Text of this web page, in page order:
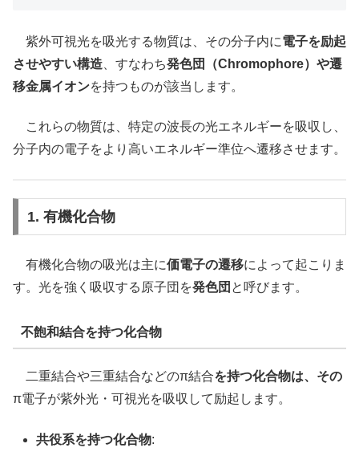
紫外可視光を吸光する物質は、その分子内に電子を励起
させやすい構造 、すなわち発色団（Chromophore）や遷
移金属イオンを持つものが該当します。
これらの物質は、特定の波長の光エネルギーを吸収し、
分子内の電子をより高いエネルギー準位へ遷移させます。
1. 有機化合物
有機化合物の吸光は主に価電子の遷移によって起こりま
す。光を強く吸収する原子団を発色団 と呼びます。
不飽和結合を持つ化合物
二重結合や三重結合などのπ結合を持つ化合物は、その
π電子が紫外光・可視光を吸収して励起します。
共役系を持つ化合物: